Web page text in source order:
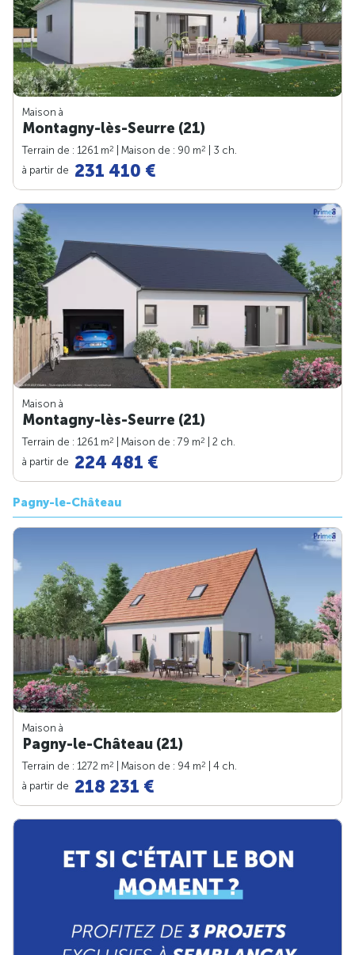
Maison à
Montagny-lès-Seurre (21)
Terrain de : 1261 m2 | Maison de : 90 m2
| 3 ch.
à partir de 231 410 €
Maison à
Montagny-lès-Seurre (21)
Terrain de : 1261 m2 | Maison de : 79 m2
| 2 ch.
à partir de 224 481 €
Pagny-le-Château
Maison à
Pagny-le-Château (21)
Terrain de : 1272 m2 | Maison de : 94 m2
| 4 ch.
à partir de 218 231 €